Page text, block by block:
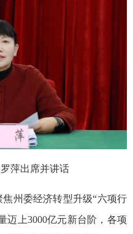
萍出席并讲话
州委经济转型升级“六项行
迈上3000亿元新台阶，各项